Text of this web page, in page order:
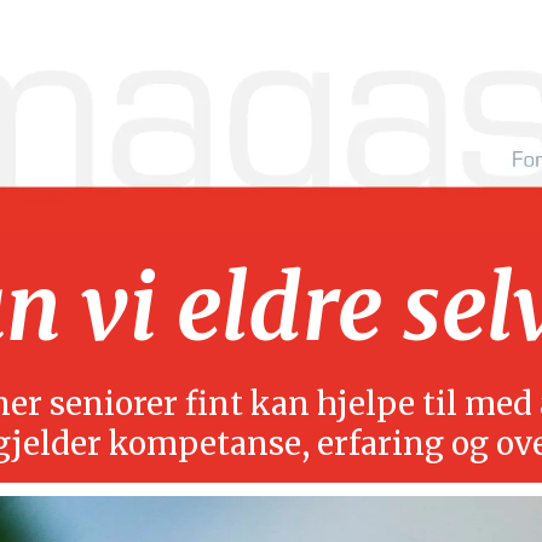
vi eldre
seniorer fint kan hjelpe til med
kompetanse, erfaring og